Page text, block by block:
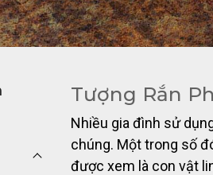
Tượng Rắn
Nhiều gia đình sử
chúng. Một trong số
được xem là con vật